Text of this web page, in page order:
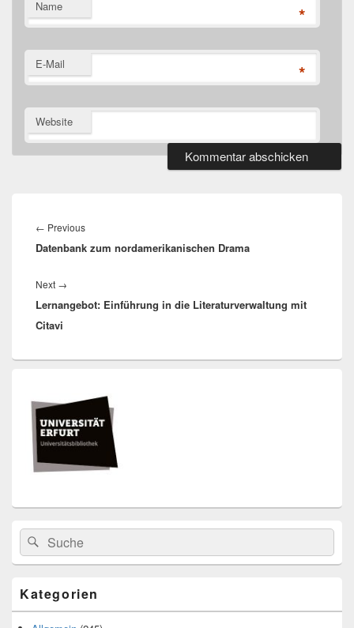
Name *
E-Mail *
Website
← PreviousPrevious
post:
Datenbank zum nordamerikanischen Drama
Next →
post:
Lernangebot: Einführung in die Literaturverwaltung mit
Citavi
Widget-
Bereich
Search
for:
Suche
Kategorien